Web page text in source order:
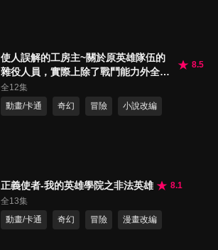
使人誤解的工房主~關於原英雄隊伍的
雜役人員，實際上除了戰鬥能力外全是
SSS的故事~
8.5
全12集
動畫/卡通
奇幻 冒險 小說改編
正義使者-我的英雄學院之非法英雄
8.1
全13集
動畫/卡通
奇幻 冒險 漫畫改編